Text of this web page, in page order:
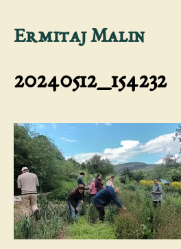
AllerErmitaj Malin
20240512_154232